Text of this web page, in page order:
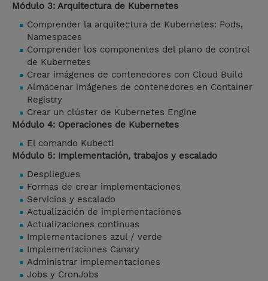
Módulo 3: Arquitectura de Kubernetes
Comprender la arquitectura de Kubernetes: Pods,
Namespaces
Comprender los componentes del plano de control
de Kubernetes
Crear imágenes de contenedores con Cloud Build
Almacenar imágenes de contenedores en Container
Registry
Crear un clúster de Kubernetes Engine
Módulo 4: Operaciones de Kubernetes
El comando Kubectl
Módulo 5: Implementación, trabajos y escalado
Despliegues
Formas de crear implementaciones
Servicios y escalado
Actualización de implementaciones
Actualizaciones continuas
Implementaciones azul / verde
Implementaciones Canary
Administrar implementaciones
Jobs y CronJobs